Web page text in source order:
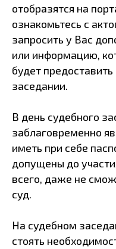
отобразятся на
ознакомьтесь с
запросить у Вас
или информацию,
будет
заседании.
В день судебного
заблаговременно
иметь при себе
допущены до
всего, даже не
суд.
На судебном
стоять